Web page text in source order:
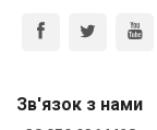
Зв'язок з нами